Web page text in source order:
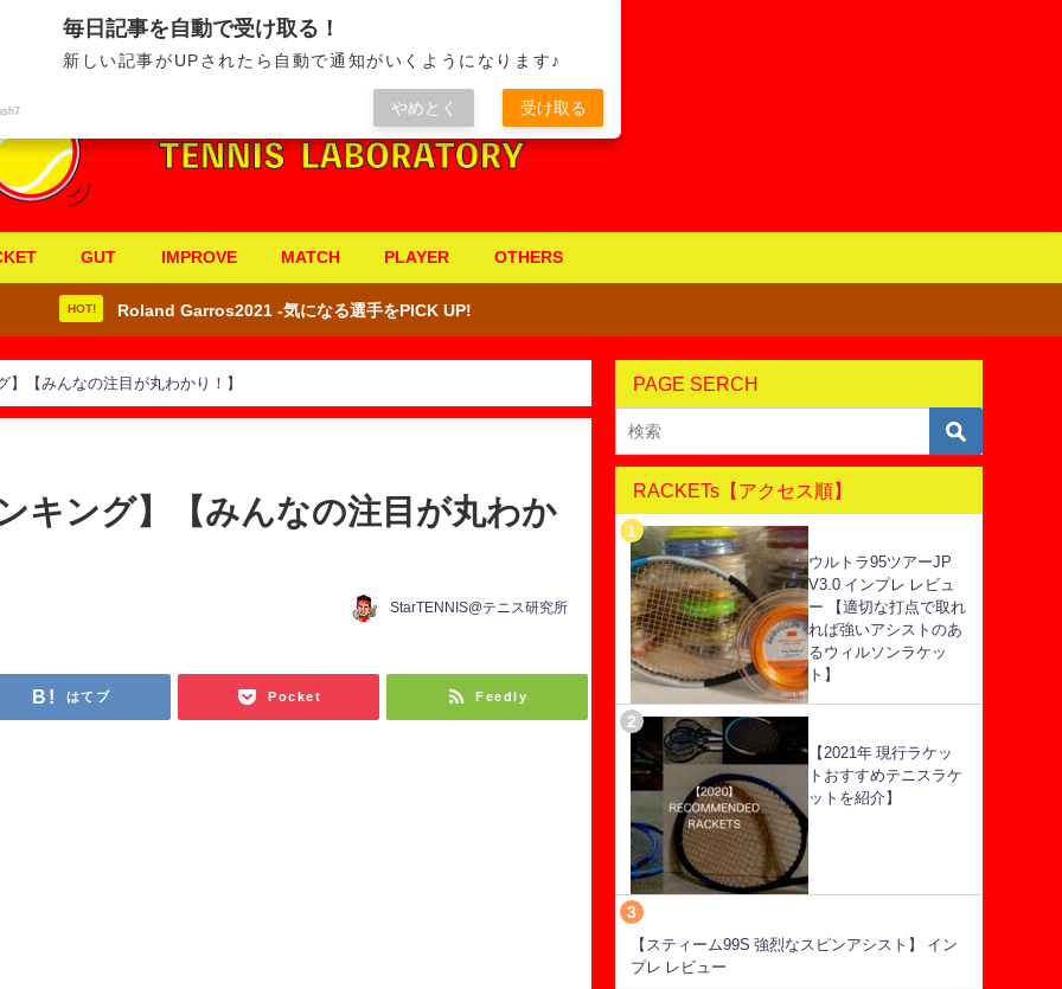
GUT IMPROVE MATCH PLAYER OTHERS
HOT! Roland Garros2021 -気になる選手をPICK UP!
【みんなの注目が丸わかり！】
キング】【みんなの注目が丸わか
StarTENNIS@テニス研究所
はてブ Pocket Feedly
PAGE SERCH
RACKETs【アクセス順】
ウルトラ95ツアーJP
V3.0 インプレ レビュ
ー 【適切な打点で取れ
れば強いアシストのあ
るウィルソンラケッ
ト】
【2021年 現行ラケッ
トおすすめテニスラケ
ットを紹介】
【スティーム99S 強烈なスピンアシスト】 イン
プレ レビュー
毎日記事を自動で受け取る！
新しい記事がUPされたら自動で通知がいくようになります♪
やめとく 受け取る